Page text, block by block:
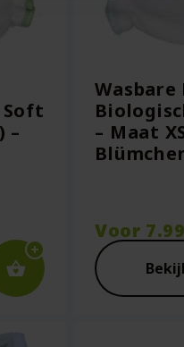
–
Wasbare
– Maat
Voor 7.99